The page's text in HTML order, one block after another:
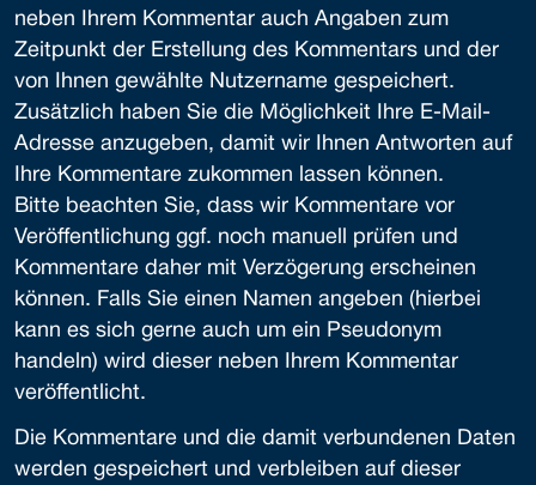
neben Ihrem Kommentar auch Angaben zum
Zeitpunkt der Erstellung des Kommentars und der
von Ihnen gewählte Nutzername gespeichert.
Zusätzlich haben Sie die Möglichkeit Ihre E-Mail-
Adresse anzugeben, damit wir Ihnen Antworten auf
Ihre Kommentare zukommen lassen können.
Bitte beachten Sie, dass wir Kommentare vor
Veröffentlichung ggf. noch manuell prüfen und
Kommentare daher mit Verzögerung erscheinen
können. Falls Sie einen Namen angeben (hierbei
kann es sich gerne auch um ein Pseudonym
handeln) wird dieser neben Ihrem Kommentar
veröffentlicht.
Die Kommentare und die damit verbundenen Daten
werden gespeichert und verbleiben auf dieser